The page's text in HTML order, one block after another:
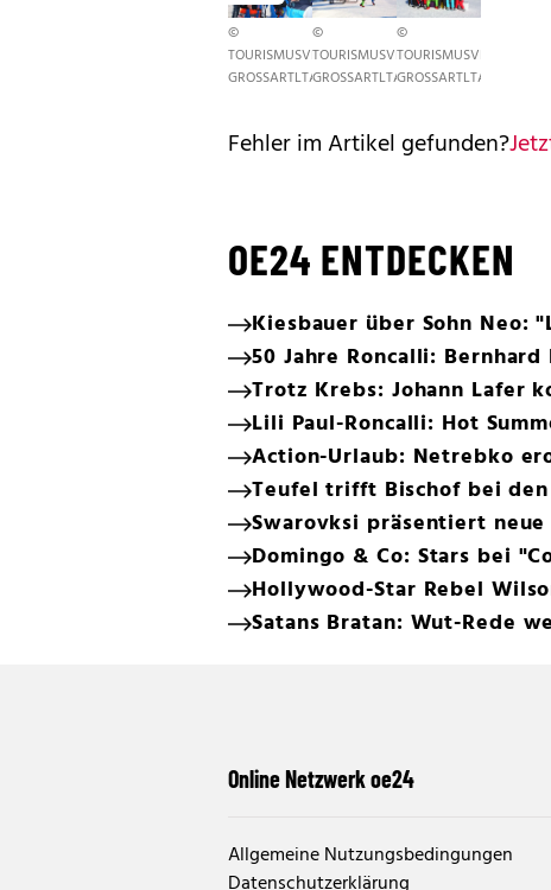
©
TOURISMUSVERBAND
GROSSARTLTAL
©
TOURISMUSVERBAND
GROSSARTLTAL
©
TOURISMUSVERBAND
GROSSARTLTAL
Fehler im Artikel gefunden?
OE24 ENTDECKEN
Kiesbauer über Sohn Neo:
50 Jahre Roncalli:
Trotz Krebs: Johann Lafer
Lili Paul-Roncalli: Hot
Action-Urlaub: Netrebko
Teufel trifft Bischof bei
Swarovksi präsentiert
Domingo & Co: Stars bei
Hollywood-Star Rebel
Satans Bratan: Wut-Rede
Online Netzwerk oe24
Allgemeine Nutzungsbedingungen